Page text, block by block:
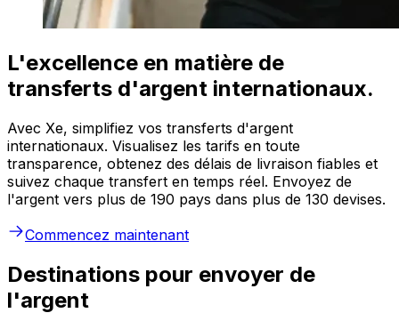
L'excellence en matière de
transferts d'argent internationaux.
Avec Xe, simplifiez vos transferts d'argent
internationaux. Visualisez les tarifs en toute
transparence, obtenez des délais de livraison fiables et
suivez chaque transfert en temps réel. Envoyez de
l'argent vers plus de 190 pays dans plus de 130 devises.
Commencez maintenant
Destinations pour envoyer de
l'argent